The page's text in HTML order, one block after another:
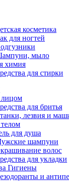
косметика
для ногтей
мыло
химия
для стирки
лицом
для бритья
лезвия и
для душа
шампуни
волос
для укладки
Гигиены
и